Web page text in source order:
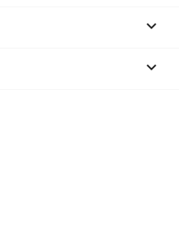

keyboard_arrow_down